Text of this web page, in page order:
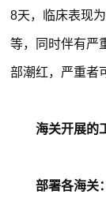
8天，临床表现
等，同时伴有严
部潮红，严重者
海关开展的
部署各海关：